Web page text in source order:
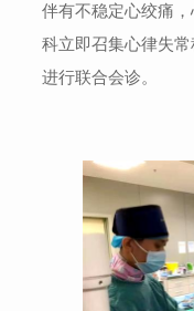
伴有不稳定心绞痛
科立即召集心律失
进行联合会诊。